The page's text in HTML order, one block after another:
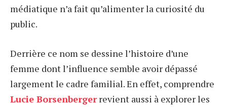
médiatique n’a fait qu’alimenter la curiosité du
public.
Derrière ce nom se dessine l’histoire d’une
femme dont l’influence semble avoir dépassé
largement le cadre familial. En effet, comprendre
Lucie Borsenbergerrevient aussi à explorer les